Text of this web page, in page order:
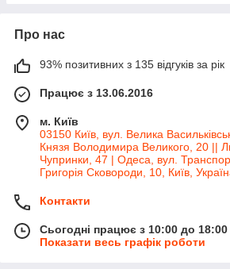
Про нас
93% позитивних з 135 відгуків за рік
Працює з 13.06.2016
м. Київ
03150 Київ, вул. Велика
Князя Володимира Великого, 20 ||
Чупринки, 47 | Одеса, вул.
Григорія Сковороди, 10, Київ,
Контакти
Сьогодні працює з 10:00 до 18:00
Показати весь графік роботи